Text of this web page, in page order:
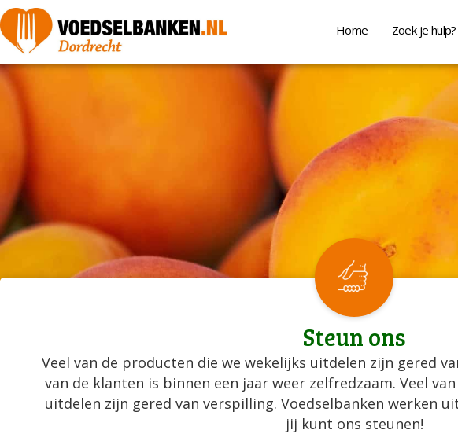
Home Zoek je hulp?
Steun ons
Veel van de producten die we wekelijks uitdelen zijn gered
van de klanten is binnen een jaar weer zelfredzaam. Veel
uitdelen zijn gered van verspilling. Voedselbanken werken
jij kunt ons steunen!